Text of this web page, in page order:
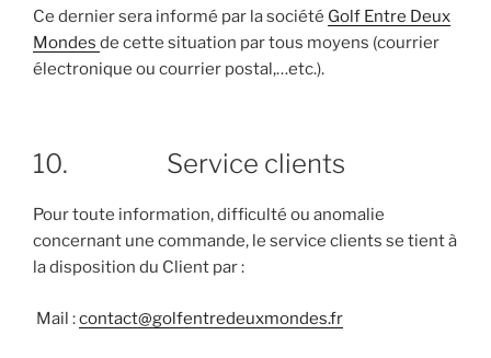
Ce dernier sera informé par la société Golf Entre Deux
Mondes de cette situation par tous moyens (courrier
électronique ou courrier postal,…etc.).
10. Service clients
Pour toute information, difficulté ou anomalie
concernant une commande, le service clients se tient à
la disposition du Client par :
Mail :contact@golfentredeuxmondes.fr